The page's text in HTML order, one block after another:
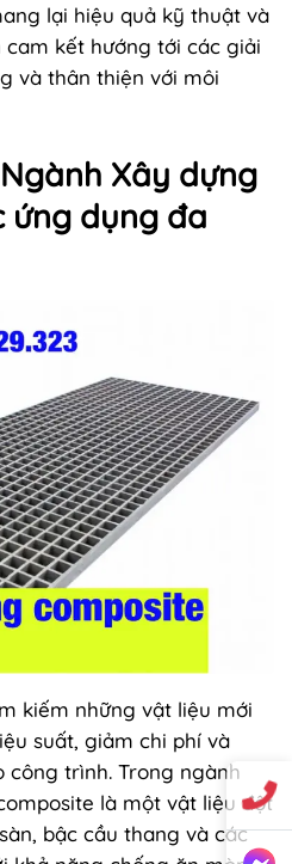
lại hiệu quả kỹ thuật và
kết hướng tới các giải
và thân thiện với môi
Xây dựng
ứng dụng đa
kiếm những vật liệu mới
suất, giảm chi phí và
trình. Trong ngành
là một vật liệu đột
bậc cầu thang và các